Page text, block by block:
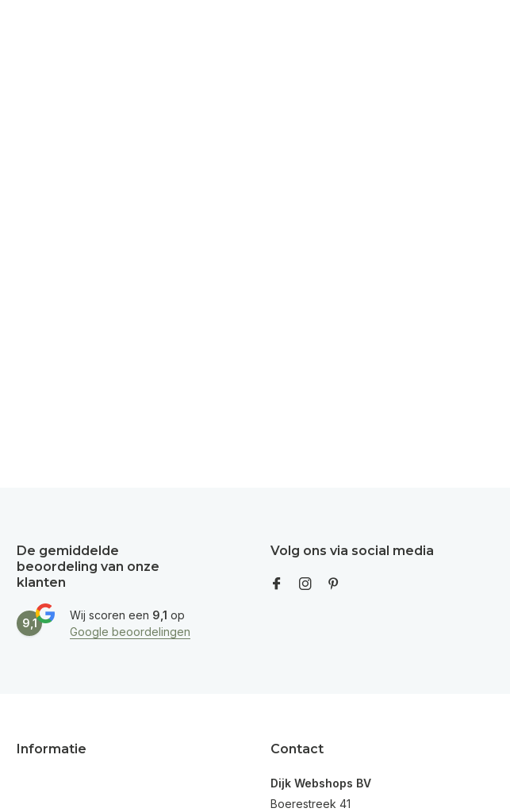
De gemiddelde
beoordeling van onze
klanten
9,1
Wij scoren een 9,1 op
Google beoordelingen
Volg ons via social media
Informatie Contact
Dijk Webshops BV
Boerestreek 41